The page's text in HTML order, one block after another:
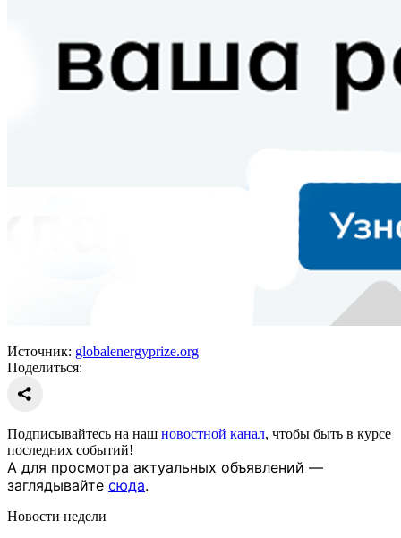
Источник: globalenergyprize.org
Поделиться:
Подписывайтесь на наш новостной канал, чтобы быть в курсе
последних событий!
А для просмотра актуальных объявлений —
заглядывайте сюда.
Новости недели